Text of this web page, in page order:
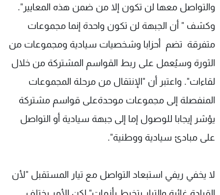
والتواصل معها لن تكون إلا من ضمن هذه المعايير".
وكشف " أن الجبهة لن تكون واحدة إنما مجموعات
متفرقة تضم أحزابا وشخصيات سيادية ومجموعات من
الثورة وسيُعمل على ربط القواسم المشتركة من خلال
لقاءات". واعتبر أن "الإنتقال من مرحلة المجموعات
المنفصلة إلى مجموعات موحدةعلى قواسم مشتركة
يؤشر إيجابا للوصول إما إلى جبهة سيادية أو التواصل
على مبادئ سيادية ووطنية".
لا يخفي ريفي استبعاد التواصل مع تيار المستقبل "لأن